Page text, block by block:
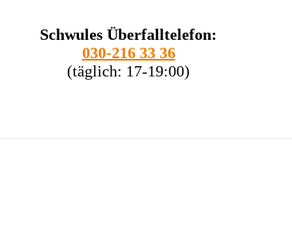
Schwules Überfalltelefon:
030-216 33 36
(täglich: 17-19:00)